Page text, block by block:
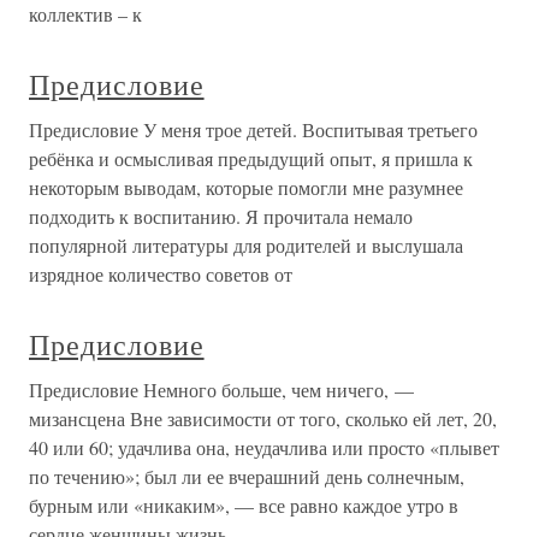
коллектив – к
Предисловие
Предисловие У меня трое детей. Воспитывая третьего
ребёнка и осмысливая предыдущий опыт, я пришла к
некоторым выводам, которые помогли мне разумнее
подходить к воспитанию. Я прочитала немало
популярной литературы для родителей и выслушала
изрядное количество советов от
Предисловие
Предисловие Немного больше, чем ничего, —
мизансцена Вне зависимости от того, сколько ей лет, 20,
40 или 60; удачлива она, неудачлива или просто «плывет
по течению»; был ли ее вчерашний день солнечным,
бурным или «никаким», — все равно каждое утро в